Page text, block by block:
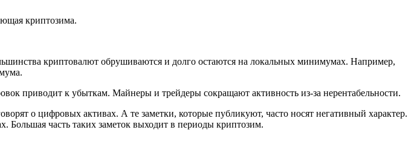
криптозима.
криптовалют обрушиваются и долго остаются на локальных минимумах. Например,
приводит к убыткам. Майнеры и трейдеры сокращают активность из-за нерентабельности.
о цифровых активах. А те заметки, которые публикуют, часто носят негативный характер.
Большая часть таких заметок выходит в периоды криптозим.